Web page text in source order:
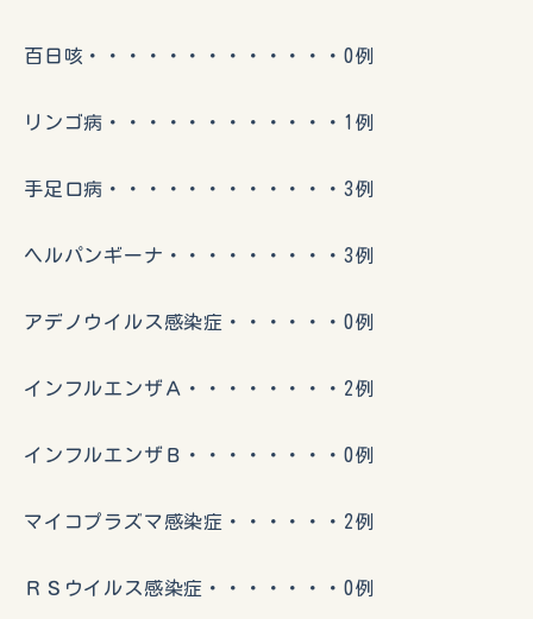
百日咳・・・・・・・・・・・・・0例
リンゴ病・・・・・・・・・・・・1例
手足口病・・・・・・・・・・・・3例
ヘルパンギーナ・・・・・・・・・3例
アデノウイルス感染症・・・・・・0例
インフルエンザＡ・・・・・・・・2例
インフルエンザＢ・・・・・・・・0例
マイコプラズマ感染症・・・・・・2例
ＲＳウイルス感染症・・・・・・・0例